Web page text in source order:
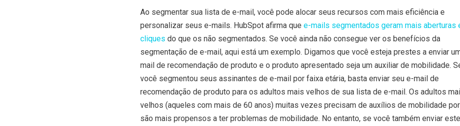
Ao segmentar sua lista de e-mail, você pode alocar seus recursos com mais eficiência e
personalizar seus e-mails. HubSpot afirma que e-mails segmentados geram mais aberturas
cliques do que os não segmentados. Se você ainda não consegue ver os benefícios da
segmentação de e-mail, aqui está um exemplo. Digamos que você esteja prestes a enviar
mail de recomendação de produto e o produto apresentado seja um auxiliar de mobilidade.
você segmentou seus assinantes de e-mail por faixa etária, basta enviar seu e-mail de
recomendação de produto para os adultos mais velhos de sua lista de e-mail. Os adultos
velhos (aqueles com mais de 60 anos) muitas vezes precisam de auxílios de mobilidade
são mais propensos a ter problemas de mobilidade. No entanto, se você também enviar